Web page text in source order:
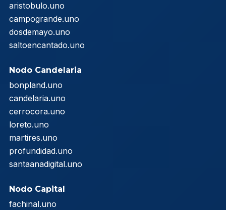
aristobulo.uno
campogrande.uno
dosdemayo.uno
saltoencantado.uno
Nodo Candelaria
bonpland.uno
candelaria.uno
cerrocora.uno
loreto.uno
martires.uno
profundidad.uno
santaanadigital.uno
Nodo Capital
fachinal.uno